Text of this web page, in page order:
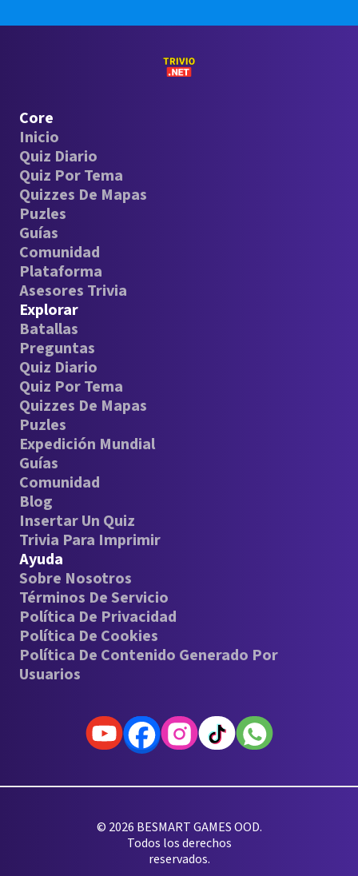
Core
Inicio
Quiz Diario
Quiz Por Tema
Quizzes De Mapas
Puzles
Guías
Comunidad
Plataforma
Asesores Trivia
Explorar
Batallas
Preguntas
Quiz Diario
Quiz Por Tema
Quizzes De Mapas
Puzles
Expedición Mundial
Guías
Comunidad
Blog
Insertar Un Quiz
Trivia Para Imprimir
Ayuda
Sobre Nosotros
Términos De Servicio
Política De Privacidad
Política De Cookies
Política De Contenido Generado Por
Usuarios
© 2026 BESMART GAMES OOD.
Todos los derechos
reservados.